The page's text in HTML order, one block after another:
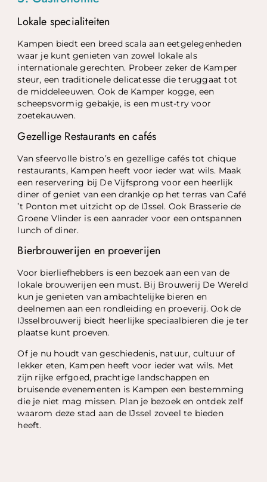
Lokale specialiteiten
Kampen biedt een breed scala aan eetgelegenheden
waar je kunt genieten van zowel lokale als
internationale gerechten. Probeer zeker de Kamper
steur, een traditionele delicatesse die teruggaat tot
de middeleeuwen. Ook de Kamper kogge, een
scheepsvormig gebakje, is een must-try voor
zoetekauwen.
Gezellige Restaurants en cafés
Van sfeervolle bistro’s en gezellige cafés tot chique
restaurants, Kampen heeft voor ieder wat wils. Maak
een reservering bij De Vijfsprong voor een heerlijk
diner of geniet van een drankje op het terras van Café
’t Ponton met uitzicht op de IJssel. Ook Brasserie de
Groene Vlinder is een aanrader voor een ontspannen
lunch of diner.
Bierbrouwerijen en proeverijen
Voor bierliefhebbers is een bezoek aan een van de
lokale brouwerijen een must. Bij Brouwerij De Wereld
kun je genieten van ambachtelijke bieren en
deelnemen aan een rondleiding en proeverij. Ook de
IJsselbrouwerij biedt heerlijke speciaalbieren die je ter
plaatse kunt proeven.
Of je nu houdt van geschiedenis, natuur, cultuur of
lekker eten, Kampen heeft voor ieder wat wils. Met
zijn rijke erfgoed, prachtige landschappen en
bruisende evenementen is Kampen een bestemming
die je niet mag missen. Plan je bezoek en ontdek zelf
waarom deze stad aan de IJssel zoveel te bieden
heeft.